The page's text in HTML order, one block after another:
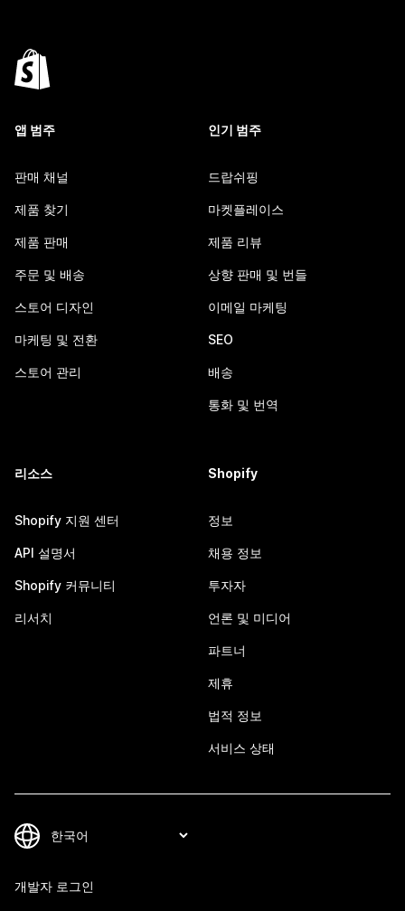
앱 범주
판매 채널
제품 찾기
제품 판매
주문 및 배송
스토어 디자인
마케팅 및 전환
스토어 관리
인기 범주
드랍쉬핑
마켓플레이스
제품 리뷰
상향 판매 및 번들
이메일 마케팅
SEO
배송
통화 및 번역
리소스
Shopify 지원 센터
API 설명서
Shopify 커뮤니티
리서치
Shopify
정보
채용 정보
투자자
언론 및 미디어
파트너
제휴
법적 정보
서비스 상태
개발자 로그인